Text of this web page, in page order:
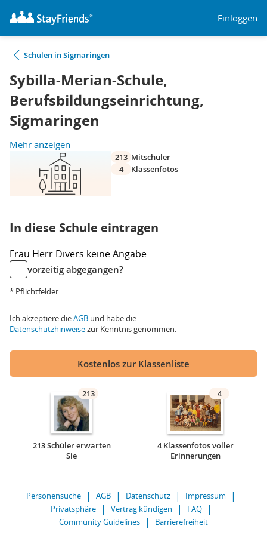
Einloggen
Schulen in Sigmaringen
Sybilla-Merian-Schule,
Berufsbildungseinrichtung,
Sigmaringen
Mehr anzeigen
213 Mitschüler
4
Klassenfotos
In diese Schule eintragen
Frau Herr Divers keine Angabe
vorzeitig abgegangen?
* Pflichtfelder
Ich akzeptiere dieAGB und habe die
Datenschutzhinweisezur Kenntnis genommen.
Kostenlos zur Klassenliste
213
213 Schüler erwarten
Sie
4
4 Klassenfotos voller
Erinnerungen
Personensuche AGB Datenschutz
Impressum
Privatsphäre
Vertrag kündigen
FAQ
Community Guidelines
Barrierefreiheit